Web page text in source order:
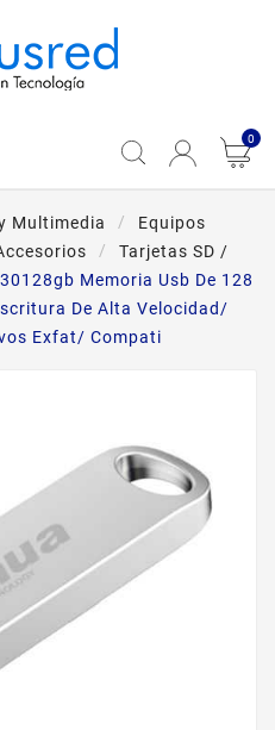
0
Multimedia
Equipos
Tarjetas SD /
Memoria Usb De 128
De Alta Velocidad/
Exfat/ Compati